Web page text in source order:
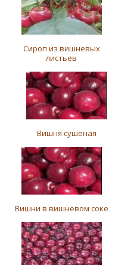
Сироп из вишневых
листьев
Вишня сушеная
Вишни в вишневом соке